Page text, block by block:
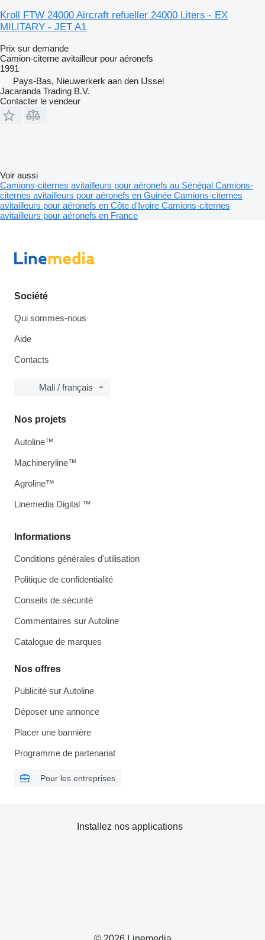
Kroll FTW 24000 Aircraft refueller 24000 Liters - EX
MILITARY - JET A1
Prix sur demande
Camion-citerne avitailleur pour aéronefs
1991
Pays-Bas, Nieuwerkerk aan den IJssel
Jacaranda Trading B.V.
Contacter le vendeur
Voir aussi
Camions-citernes avitailleurs pour aéronefs au Sénégal Camions-
citernes avitailleurs pour aéronefs en Guinée Camions-citernes
avitailleurs pour aéronefs en Côte d'Ivoire Camions-citernes
avitailleurs pour aéronefs en France
Société
Qui sommes-nous
Aide
Contacts
Mali / français
Informations
Conditions générales d'utilisation
Politique de confidentialité
Conseils de sécurité
Commentaires sur Autoline
Catalogue de marques
Nos offres
Publicité sur Autoline
Déposer une annonce
Placer une bannière
Programme de partenariat
Pour les entreprises
Nos projets
Autoline™
Machineryline™
Agroline™
Linemedia Digital ™
Installez nos applications